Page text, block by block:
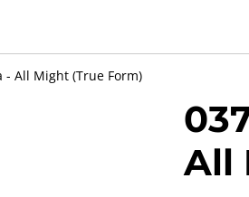
- All Might (True Form)
All